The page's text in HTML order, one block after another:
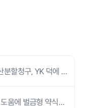
분할청구, YK 덕에 전
움에 벌금형 약식명